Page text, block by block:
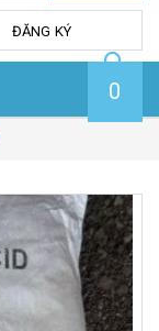
ĐĂNG KÝ
0